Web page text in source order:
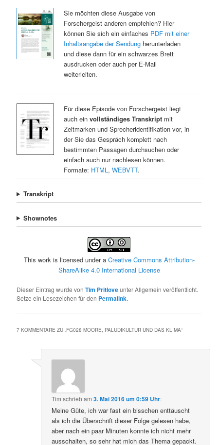
Sie möchten diese Ausgabe von
Forschergeist anderen empfehlen? Hier
können Sie sich ein einfaches PDF mit einer
Inhaltsangabe der Sendungherunterladen
und diese dann für ein schwarzes Brett
ausdrucken oder auch per E-Mail
weiterleiten.
Für diese Episode von Forschergeist liegt
auch ein vollständiges Transkriptmit
Zeitmarken und Sprecheridentifikation vor, in
der Sie das Gespräch komplett nach
bestimmten Passagen durchsuchen oder
einfach auch nur nachlesen können.
Formate: HTML , WEBVTT.
Transkript
Shownotes
This work is licensed under a Creative Commons Attribution-
ShareAlike 4.0 International License
Dieser Eintrag wurde vonTim Pritloveunter Allgemein veröffentlicht.
Setze ein Lesezeichen für den Permalink.
7 KOMMENTARE ZU „FG028 MOORE, PALUDIKULTUR UND DAS KLIMA“
Tim schriebam3. Mai 2016 um 0:59 Uhr:
Meine Güte, ich war fast ein bisschen enttäuscht
als ich die Überschrift dieser Folge gelesen habe,
aber nach ein paar Minuten konnte ich nicht mehr
ausschalten, so sehr hat mich das Thema gepackt.